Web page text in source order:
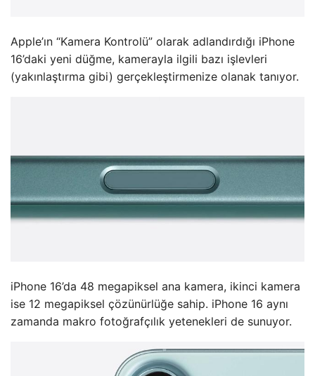
Apple’ın “Kamera Kontrolü” olarak adlandırdığı iPhone
16’daki yeni düğme, kamerayla ilgili bazı işlevleri
(yakınlaştırma gibi) gerçekleştirmenize olanak tanıyor.
iPhone 16’da 48 megapiksel ana kamera, ikinci kamera
ise 12 megapiksel çözünürlüğe sahip. iPhone 16 aynı
zamanda makro fotoğrafçılık yetenekleri de sunuyor.